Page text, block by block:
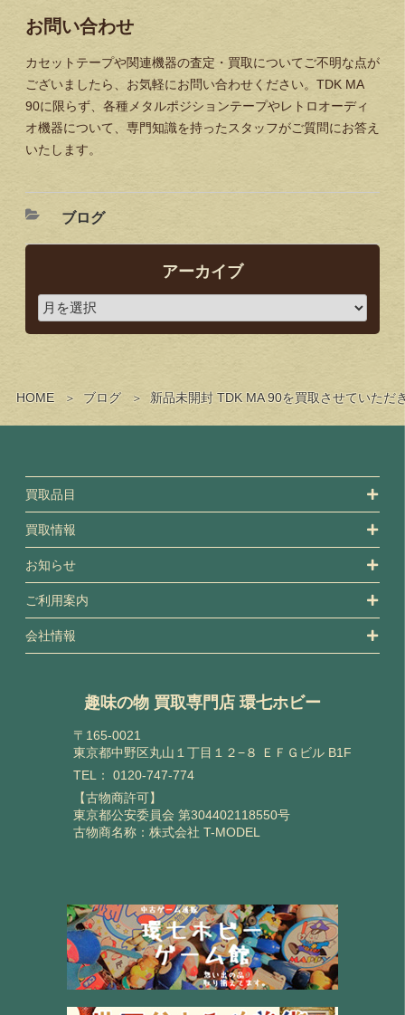
HOME ブログ 新品未開封 TDK MA 90を買取させていただ
お問い合わせ
カセットテープや関連機器の査定・買取についてご不明な点が
ございましたら、お気軽にお問い合わせください。TDK MA
90に限らず、各種メタルポジションテープやレトロオーディ
オ機器について、専門知識を持ったスタッフがご質問にお答え
いたします。
ブログ
アーカイブ
買取品目
買取情報
お知らせ
ご利用案内
会社情報
趣味の物 買取専門店 環七ホビー
〒165-0021
東京都中野区丸山１丁目１２−８ ＥＦＧビル B1F
TEL： 0120-747-774
【古物商許可】
東京都公安委員会 第304402118550号
古物商名称：株式会社 T-MODEL